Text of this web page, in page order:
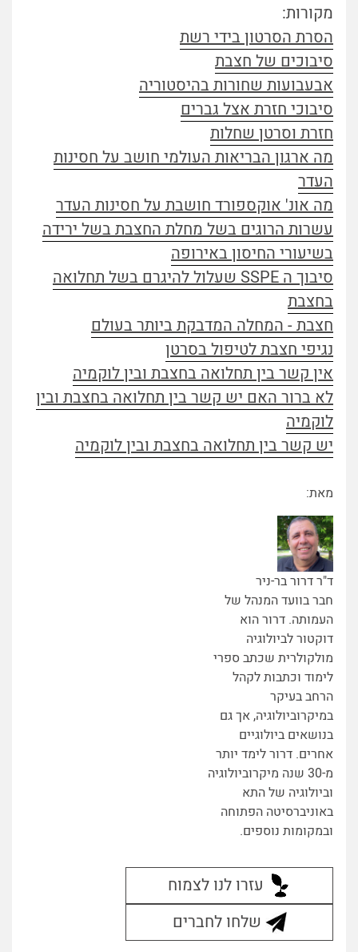
מקורות:
הסרת הסרטון בידי רשת
סיבוכים של חצבת
אבעבועות שחורות בהיסטוריה
סיבוכי חזרת אצל גברים
חזרת וסרטן שחלות
מה ארגון הבריאות העולמי חושב על חסינות
העדר
מה אונ' אוקספורד חושבת על חסינות העדר
עשרות הרוגים בשל מחלת החצבת בשל ירידה
בשיעורי החיסון באירופה
סיבוך ה SSPE שעלול להיגרם בשל תחלואה
בחצבת
חצבת - המחלה המדבקת ביותר בעולם
נגיפי חצבת לטיפול בסרטן
אין קשר בין תחלואה בחצבת ובין לוקמיה
לא ברור האם יש קשר בין תחלואה בחצבת ובין
לוקמיה
יש קשר בין תחלואה בחצבת ובין לוקמיה
מאת:
ד"ר דרור בר-ניר
חבר בוועד המנהל של
העמותה. דרור הוא
דוקטור לביולוגיה
מולקולרית שכתב ספרי
לימוד וכתבות לקהל
הרחב בעיקר
במיקרוביולוגיה, אך גם
בנושאים ביולוגיים
אחרים. דרור לימד יותר
מ-30 שנה מיקרוביולוגיה
וביולוגיה של התא
באוניברסיטה הפתוחה
ובמקומות נוספים.
עזרו לנו לצמוח
שלחו לחברים